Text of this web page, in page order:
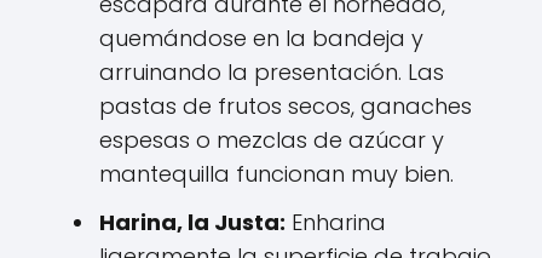
quemándose en la bandeja y
arruinando la presentación. Las
pastas de frutos secos, ganaches
espesas o mezclas de azúcar y
mantequilla funcionan muy bien.
Harina, la Justa: Enharina